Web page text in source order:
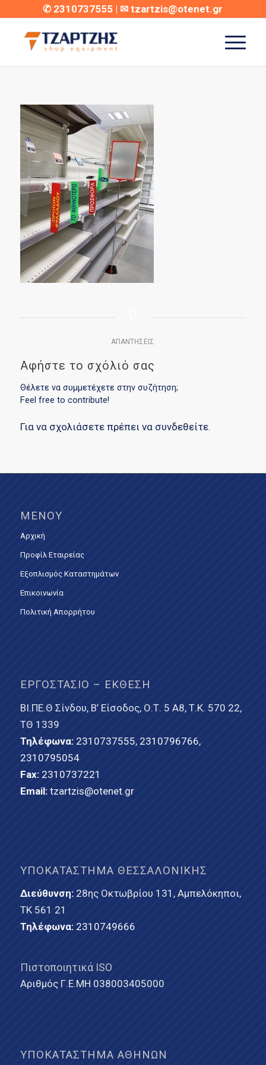
✆ 2310737555 | ✉tzartzis@otenet.gr
ΑΠΑΝΤΉΣΕΙΣ
Αφήστε το σχόλιό σας
Θέλετε να συμμετέχετε στην συζήτηση;
Feel free to contribute!
Για να σχολιάσετε πρέπει να συνδεθείτε.
ΜΕΝΟΎ
Αρχική
Προφίλ Εταιρείας
Εξοπλισμός Καταστημάτων
Επικοινωνία
Πολιτική Απορρήτου
ΕΡΓΟΣΤΆΣΙΟ – ΈΚΘΕΣΗ
ΒΙ.ΠΕ.Θ Σίνδου, Β’ Είσοδος, Ο.Τ. 5 Α8, Τ.Κ. 570 22,
ΤΘ 1339
Τηλέφωνα: 2310737555, 2310796766,
2310795054
Fax: 2310737221
Email: tzartzis@otenet.gr
ΥΠΟΚΑΤΆΣΤΗΜΑ ΘΕΣΣΑΛΟΝΊΚΗΣ
Διεύθυνση:28ης Οκτωβρίου 131, Αμπελόκηποι,
ΤΚ 561 21
Τηλέφωνα: 2310749666
Πιστοποιητικά ISO
Αριθμός Γ.Ε.ΜΗ 038003405000
ΥΠΟΚΑΤΆΣΤΗΜΑ ΑΘΗΝΏΝ